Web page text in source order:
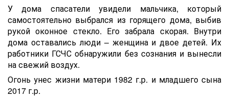
У дома спасатели увидели мальчика, который
самостоятельно выбрался из горящего дома, выбив
рукой оконное стекло. Его забрала скорая. Внутри
дома оставались люди – женщина и двое детей. Их
работники ГСЧС обнаружили без сознания и вынесли
на свежий воздух.
Огонь унес жизни матери 1982 г.р. и младшего сына
2017 г.р.